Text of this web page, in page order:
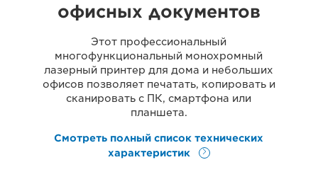
офисных документов
Этот профессиональный
многофункциональный монохромный
лазерный принтер для дома и небольших
офисов позволяет печатать, копировать и
сканировать с ПК, смартфона или
планшета.
Смотреть полный список технических
характеристик